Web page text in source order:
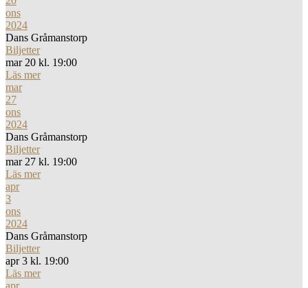
ons
2024
Dans Gråmanstorp
Biljetter
mar 20 kl. 19:00
Läs mer
mar
27
ons
2024
Dans Gråmanstorp
Biljetter
mar 27 kl. 19:00
Läs mer
apr
3
ons
2024
Dans Gråmanstorp
Biljetter
apr 3 kl. 19:00
Läs mer